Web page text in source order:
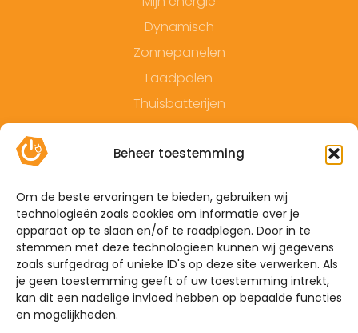
Beheer toestemming
Om de beste ervaringen te bieden, gebruiken wij
technologieën zoals cookies om informatie over je
apparaat op te slaan en/of te raadplegen. Door in te
stemmen met deze technologieën kunnen wij gegevens
zoals surfgedrag of unieke ID's op deze site verwerken. Als
je geen toestemming geeft of uw toestemming intrekt,
kan dit een nadelige invloed hebben op bepaalde functies
en mogelijkheden.
Dynamisch
Zonnepanelen
Laadpalen
Thuisbatterijen
Contact
Algemene voorwaarden
Privacyverklaring
Sitemap
De Hoefkens 1 5707 AZ Helmond
Westelijke Havendijk 17E 4703 RA Roosendaal